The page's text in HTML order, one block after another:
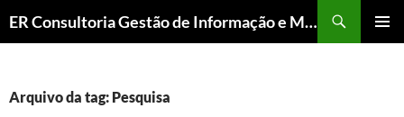
ER Consultoria Gestão de Informação e Memória Institucional
CONTEÚDO
Arquivo da tag: Pesquisa